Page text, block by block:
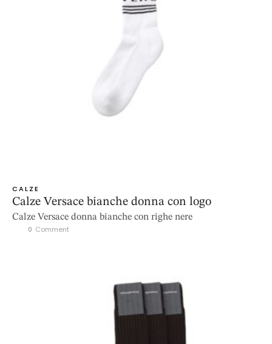
CALZE
Calze Versace bianche donna con logo
Calze Versace donna bianche con righe nere
0 Comment